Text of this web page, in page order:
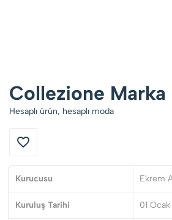
Collezione
Hesaplı ürün, hesaplı moda
Kurucusu Ekrem
Kuruluş Tarihi 01 Ocak